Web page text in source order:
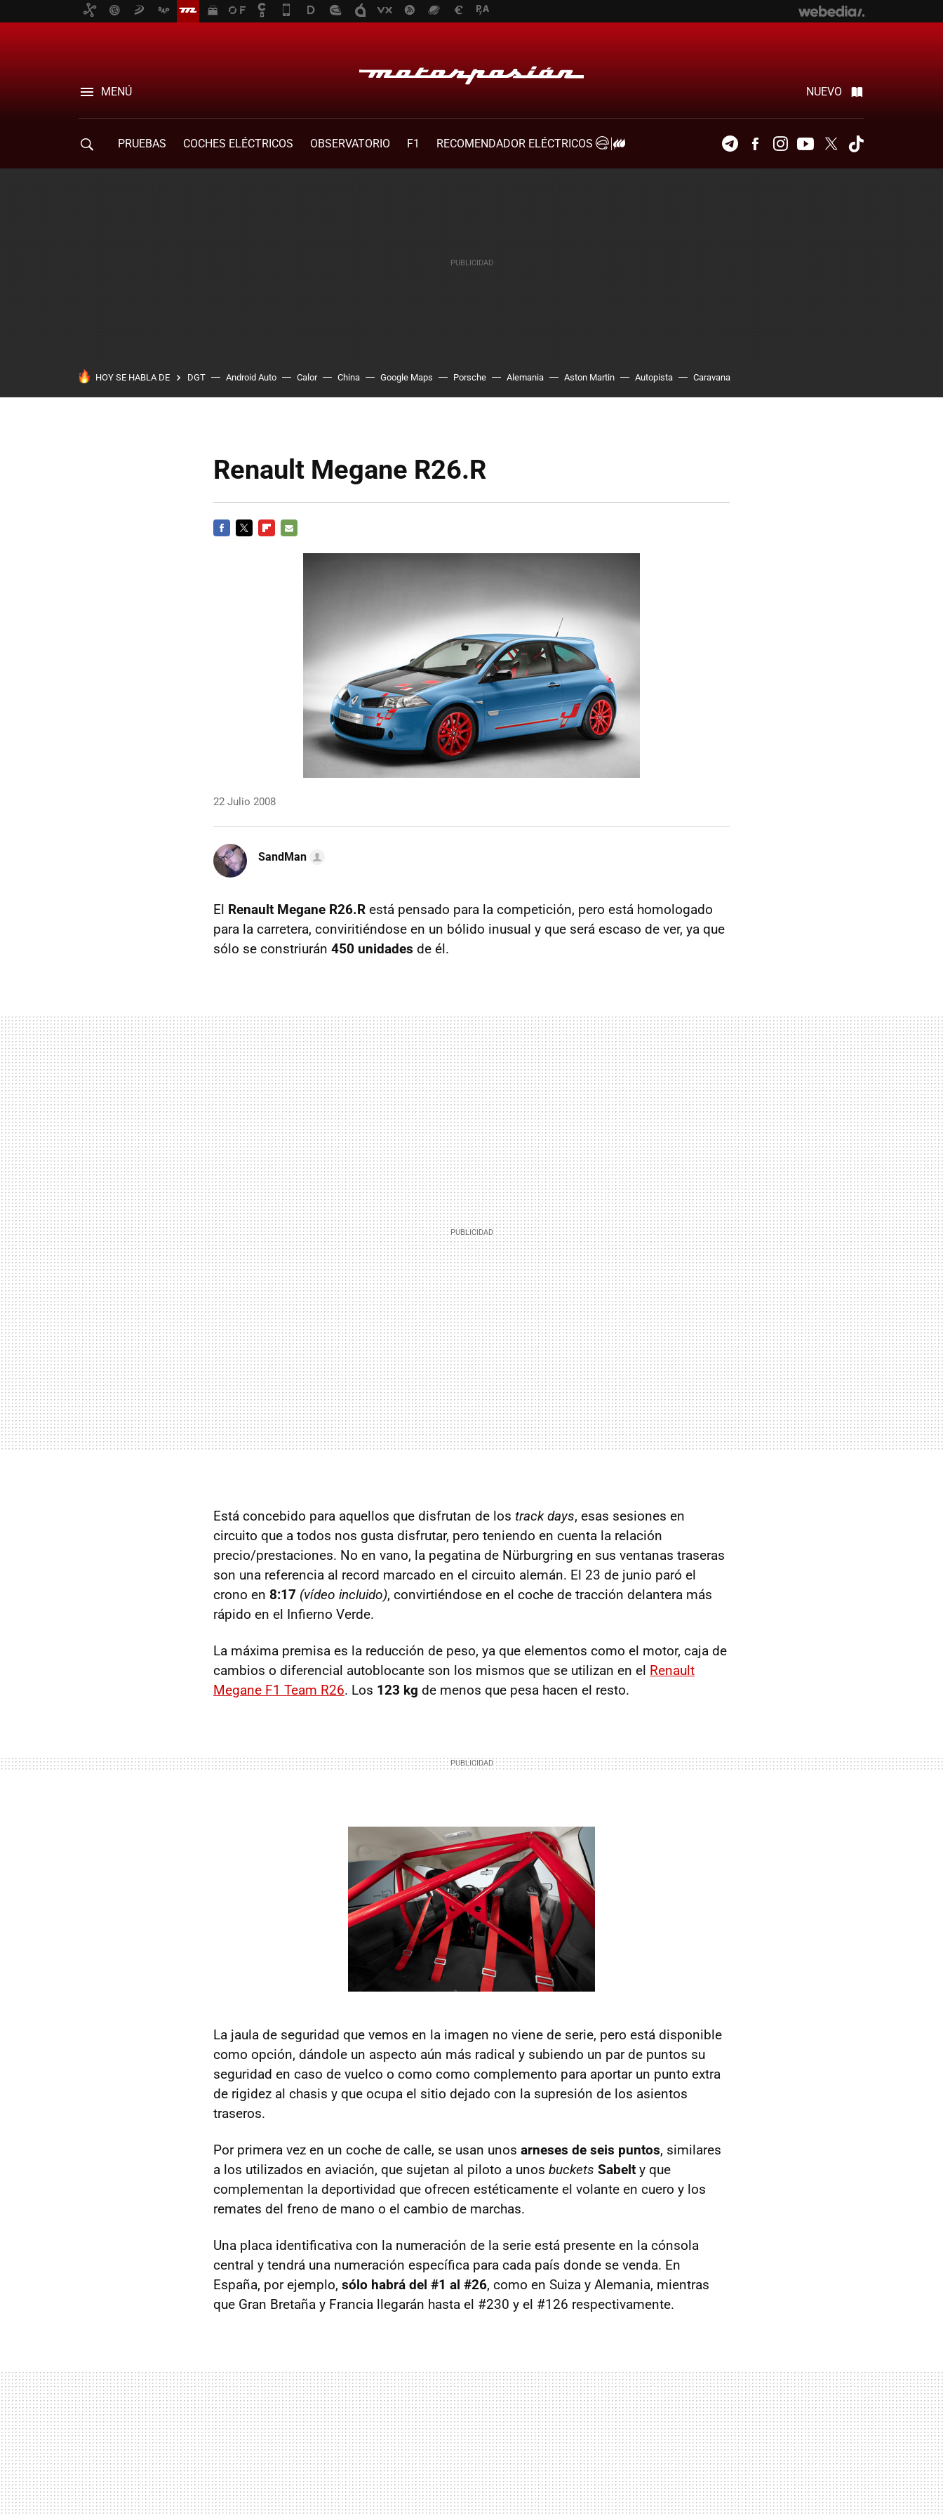
MENÚ NUEVO
PRUEBAS COCHES ELÉCTRICOS OBSERVATORIO F1
RECOMENDADOR ELÉCTRICOS
TelegramFacebookInstagramYoutubeTwitter
HOY SE HABLA DE DGT Android Auto Calor China Google Maps Porsche Alemania Aston Martin Autopista Caravana
Renault Megane R26.R
22 Julio 2008
SandMan
El Renault Megane R26.R está pensado para la competición, pero está homologado
para la carretera, conviritiéndose en un bólido inusual y que será escaso de ver, ya que
sólo se constriurán 450 unidades de él.
Está concebido para aquellos que disfrutan de los track days, esas sesiones en
circuito que a todos nos gusta disfrutar, pero teniendo en cuenta la relación
precio/prestaciones. No en vano, la pegatina de Nürburgring en sus ventanas traseras
son una referencia al record marcado en el circuito alemán. El 23 de junio paró el
crono en 8:17 (vídeo incluido), convirtiéndose en el coche de tracción delantera más
rápido en el Infierno Verde.
La máxima premisa es la reducción de peso, ya que elementos como el motor, caja de
cambios o diferencial autoblocante son los mismos que se utilizan en el Renault
Megane F1 Team R26. Los 123 kg de menos que pesa hacen el resto.
La jaula de seguridad que vemos en la imagen no viene de serie, pero está disponible
como opción, dándole un aspecto aún más radical y subiendo un par de puntos su
seguridad en caso de vuelco o como como complemento para aportar un punto extra
de rigidez al chasis y que ocupa el sitio dejado con la supresión de los asientos
traseros.
Por primera vez en un coche de calle, se usan unos arneses de seis puntos, similares
a los utilizados en aviación, que sujetan al piloto a unos buckets Sabelt y que
complementan la deportividad que ofrecen estéticamente el volante en cuero y los
remates del freno de mano o el cambio de marchas.
Una placa identificativa con la numeración de la serie está presente en la cónsola
central y tendrá una numeración específica para cada país donde se venda. En
España, por ejemplo, sólo habrá del #1 al #26, como en Suiza y Alemania, mientras
que Gran Bretaña y Francia llegarán hasta el #230 y el #126 respectivamente.